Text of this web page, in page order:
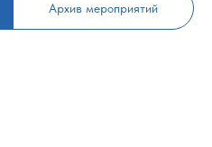
Архив мероприятий